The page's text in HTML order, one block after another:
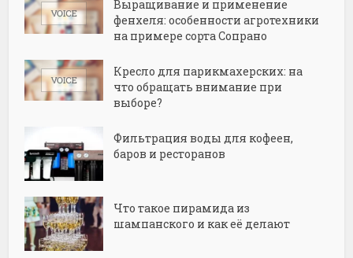
Выращивание и применение
фенхеля: особенности агротехники
на примере сорта Сопрано
Кресло для парикмахерских: на
что обращать внимание при
выборе?
Фильтрация воды для кофеен,
баров и ресторанов
Что такое пирамида из
шампанского и как её делают